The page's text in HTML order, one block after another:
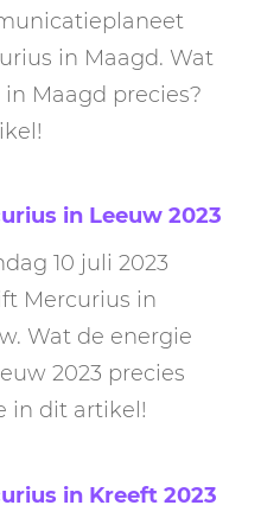
in Maagd. Wat
Maagd precies?
in Leeuw 2023
10 juli 2023
Mercurius in
Wat de energie
2023 precies
in dit artikel!
in Kreeft 2023